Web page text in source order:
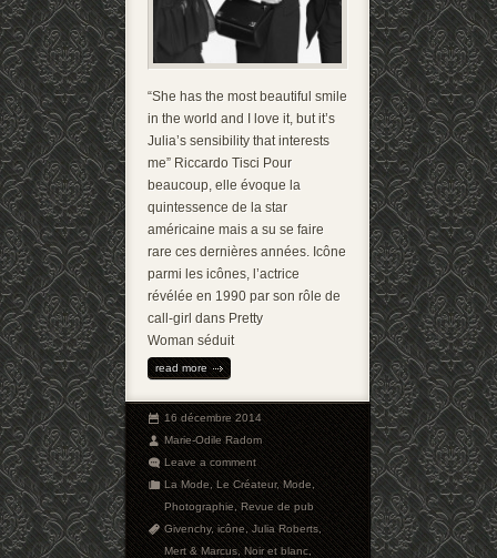
“She has the most beautiful smile
in the world and I love it, but it’s
Julia’s sensibility that interests
me” Riccardo Tisci Pour
beaucoup, elle évoque la
quintessence de la star
américaine mais a su se faire
rare ces dernières années. Icône
parmi les icônes, l’actrice
révélée en 1990 par son rôle de
call-girl dans Pretty
Woman séduit
read more
16 décembre 2014
Marie-Odile Radom
Leave a comment
La Mode,Le Créateur,Mode,
Photographie,Revue de pub
Givenchy,icône,Julia Roberts,
Mert & Marcus,Noir et blanc,